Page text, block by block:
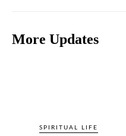
More Updates
SPIRITUAL LIFE